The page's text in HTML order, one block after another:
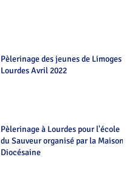
Pèlerinage des jeunes de Limoges
Lourdes Avril 2022
Pèlerinage à Lourdes pour l'école
du Sauveur organisé par la Maison
Diocésaine